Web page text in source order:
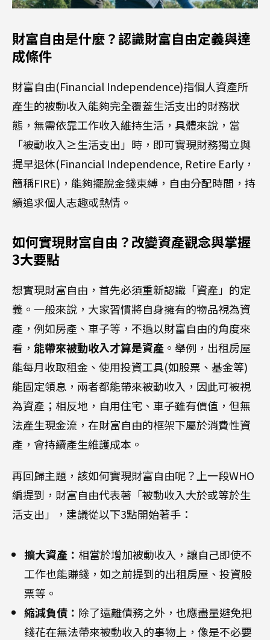
財富自由是什麼？認識財富自由定義與達
成條件
財富自由(Financial Independence)指個人資產所
產生的被動收入能夠完全覆蓋生活支出的財務狀
態，無需依靠工作收入維持生活，具體來說，當
「被動收入≥生活支出」時，即可實現財務獨立與
提早退休(Financial Independence, Retire Early，
簡稱FIRE)，能夠擺脫金錢束縛，自由分配時間，持
續追求個人志趣或熱情。
如何實現財富自由？改變資產觀念與掌握
3大要點
想實現財富自由，首先必須重新認識「資產」的定
義。一般來說，大家習慣將自身擁有的物品視為資
產，例如房產、車子等，不過以財富自由的角度來
看， 能帶來被動收入才算是資產 。舉例，出租房屋
能每月收取租金、使用投資工具(如股票、基金等)
能固定領息，兩者都能帶來被動收入，因此可被視
為資產；相反地，自用住宅、車子雖有價值，但無
法產生現金流，在財富自由的框架下屬於消費性資
產，會持續產生維護成本。
再回歸主題，該如何實現財富自由呢？上一段WHO
編提到，財富自由代表著「被動收入大於或等於生
活支出」，建議從以下3點開始著手：
擴大資產： 相當於增加被動收入，讓自己即使不
工作也能賺錢，如之前提到的出租房屋、投資股
票等。
縮減負債： 除了遠離債務之外，也應盡量避免把
錢花在無法帶來被動收入的事物上，像是不必要